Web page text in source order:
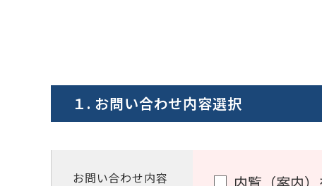
１. お問い合わせ内容選択
お問い合わせ内容